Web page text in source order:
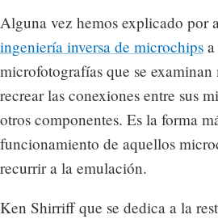
Alguna vez hemos explicado por
ingeniería inversa de microchips
microfotografías que se
recrear las conexiones entre sus
otros componentes. Es la forma
funcionamiento de aquellos
recurrir a la emulación.
Ken Shirriff que se dedica a la